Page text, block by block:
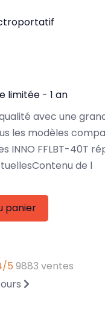
limitée - 1 an
avec une
les modèles
INNO FFLBT-40T
de l
panier
5 9883 ventes